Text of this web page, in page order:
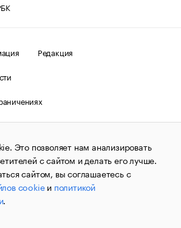
Редакция
О соблюдении авторских прав
1995–2026.Сообщения
агентства «РБК»
службой по надзору в сфере
технологий и массовых
09.12.2015 за номером ИА
пометкой «РБК». Отдельные
информацию,
пользователей
Это позволяет нам анализировать
с сайтом и делать его лучше.
сайтом, вы соглашаетесь с
cookieи политикой
.